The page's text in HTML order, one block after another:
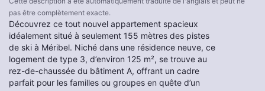
pas être complètement exacte.
Découvrez ce tout nouvel appartement spacieux
idéalement situé à seulement 155 mètres des pistes
de ski à Méribel. Niché dans une résidence neuve, ce
logement de type 3, d’environ 125 m², se trouve au
rez-de-chaussée du bâtiment A, offrant un cadre
parfait pour les familles ou groupes en quête d’un